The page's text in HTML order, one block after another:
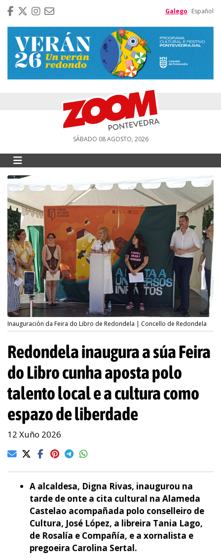
Galego Español
SÁBADO 08 AGOSTO, 2026
Inauguración da Feira do Libro de Redondela | Concello de Redondela
Redondela inaugura a súa Feira
do Libro cunha aposta polo
talento local e a cultura como
espazo de liberdade
12 Xuño 2026
A alcaldesa, Digna Rivas, inaugurou na
tarde de onte a cita cultural na Alameda
Castelao acompañada polo conselleiro de
Cultura, José López, a libreira Tania Lago,
de Rosalía e Compañía, e a xornalista e
pregoeira Carolina Sertal.